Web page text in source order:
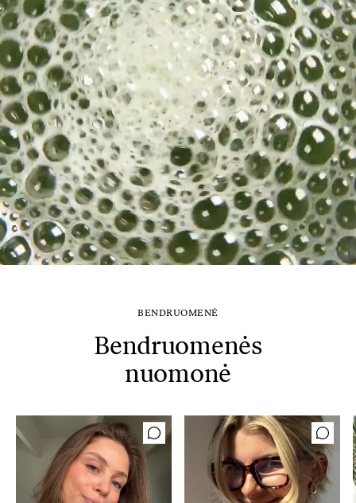
BENDRUOMENĖ
Bendruomenės
nuomonė